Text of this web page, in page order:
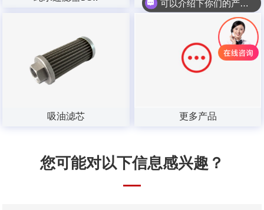
吸油滤芯 更多产品
您可能对以下信息感兴趣？
可以介绍下你们的产品么？